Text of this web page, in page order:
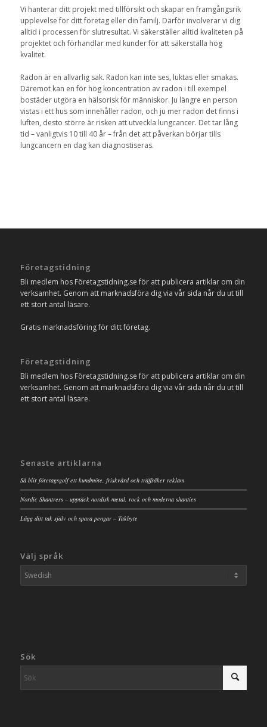
Vi hanterar ditt projekt med tillförsikt och skapar en framgångsrik
upplevelse för ditt företag eller din familj. Därför involverar vi dig
alltid i processen för slutresultat. Vi säkerställer alltid kvaliteten på
projektet och förhandlar med kunder för att säkerställa hög
kvalitet.
Radon är en allvarlig sak. Radon kan inte ses, luktas eller smakas.
Däremot kan en för hög koncentration av radon i till exempel
bostäder utgöra en hälsorisk för människor. Ju längre en person
vistas i ett hus som innehåller radon, och ju mer radon det finns i
luften, desto större är risken att utveckla lungcancer. Det tar lång
tid – vanligtvis 10 till 40 år – från det att påverkan börjar tills
lungcancern en dag kan diagnostiseras.
Företagstidning
Bli medlem hos Företagstidning.se för att publicera artiklar om din
verksamhet. Genom att marknadsföra dig via vår sida når du ut till
ett stort antal läsare.
Gratis marknadsföring för ditt företag.
Företagstidning
Bli medlem hos Företagstidning.se för att publicera artiklar om din
verksamhet. Genom att marknadsföra dig via vår sida når du ut till
ett stort antal läsare.
Senaste artiklarna
Så blir företagsgolf ett kundmöte, friskvård och träffsäker reklam
Nordic Shantress – upptäck nordisk metal, rock och moderna shanties
Lägg ditt tak själv och spara pengar – Takbyte
Välj språk
Sök